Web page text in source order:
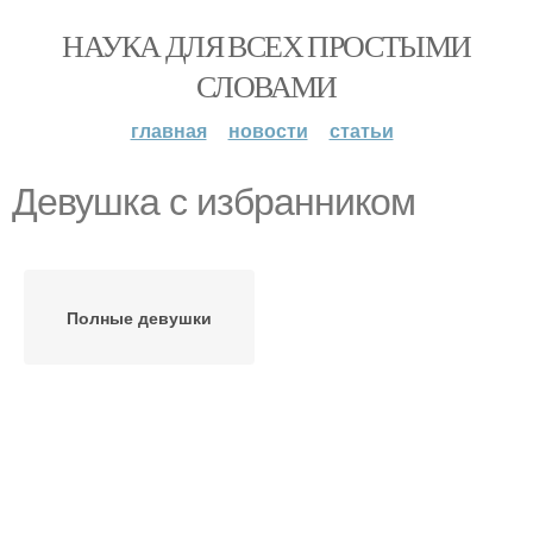
НАУКА ДЛЯ ВСЕХ ПРОСТЫМИ
СЛОВАМИ
главная новости статьи
Девушка с избранником
Полные девушки